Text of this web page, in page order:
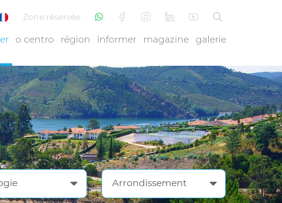
Zone réservée
o centro région informer magazine galerie
Arrondissement